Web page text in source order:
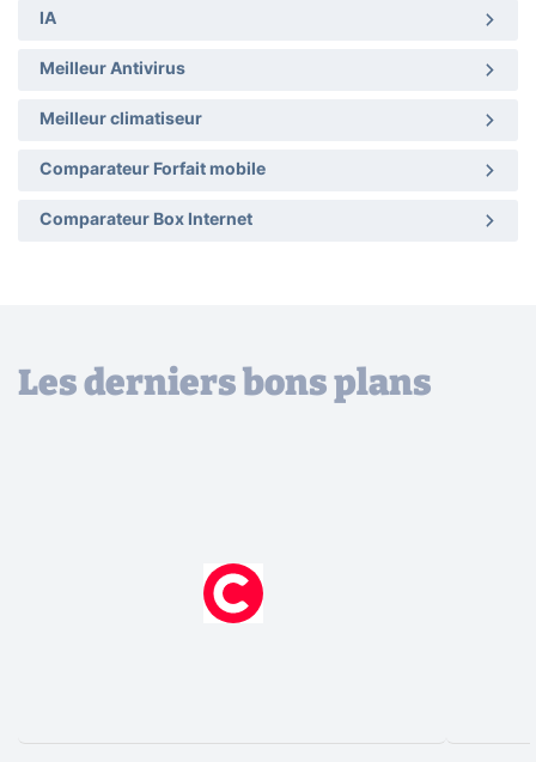
IA
Meilleur Antivirus
Meilleur climatiseur
Comparateur Forfait mobile
Comparateur Box Internet
Les derniers bons plans